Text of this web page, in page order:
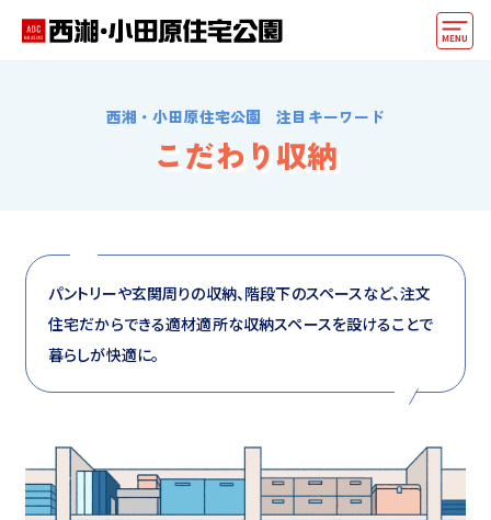
好みからモデルハウスを探す
住まいづくりお役立ち情報
他の展示場
西湘・小田原住宅公園 注目キーワード
こだわり収納
パントリーや玄関周りの収納、階段下のスペースなど、注文
住宅だからできる適材適所な収納スペースを設けることで
暮らしが快適に。